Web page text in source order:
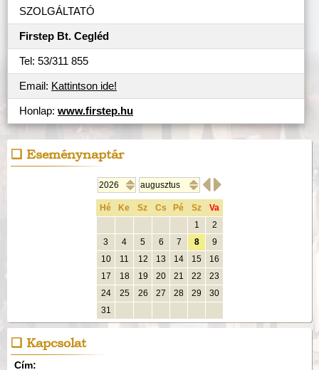
SZOLGÁLTATÓ
Firstep Bt. Cegléd
Tel: 53/311 855
Email: Kattintson ide!
Honlap: www.firstep.hu
Eseménynaptár

Hé Ke Sz Cs Pé Sz
Va
1
2
3
4 5 6 7 8
9
10
11 12 13 14 15
16
17
18 19 20 21 22
23
24
25 26 27 28 29
30
31
Kapcsolat
Cím: